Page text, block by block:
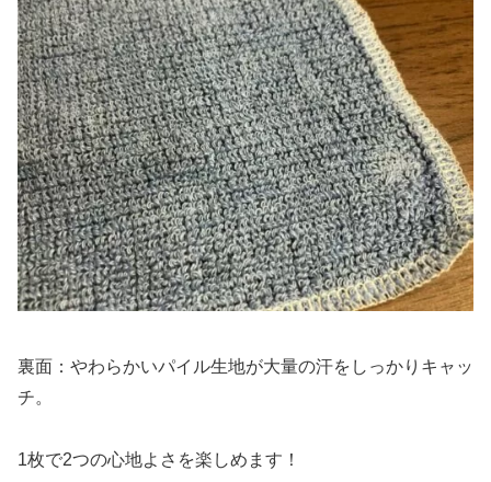
裏面：やわらかいパイル生地が大量の汗をしっかりキャッ
チ。
1枚で2つの心地よさを楽しめます！